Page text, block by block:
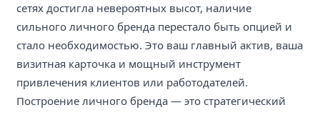
сетях достигла невероятных высот, наличие
сильного личного бренда перестало быть опцией и
стало необходимостью. Это ваш главный актив, ваша
визитная карточка и мощный инструмент
привлечения клиентов или работодателей.
Построение личного бренда — это стратегический